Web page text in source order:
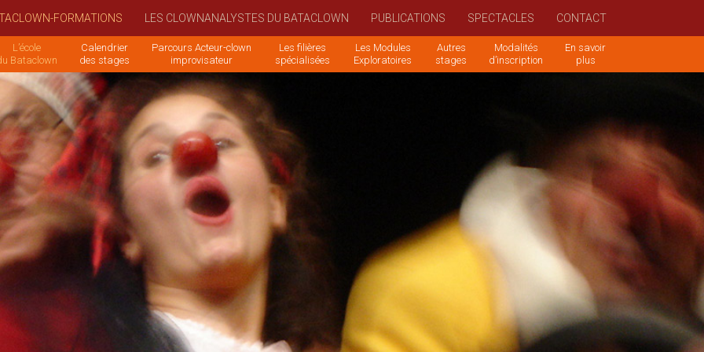
FORMATIONS LES CLOWNANALYSTES DU BATACLOWN PUBLICATIONS SPECTACLES CONTACT
L’école
Bataclown
Calendrier
des stages
Parcours Acteur-clown
improvisateur
Les filières
spécialisées
Les Modules
Exploratoires
Autres
stages
Modalités
d’inscription
En savoir
plus